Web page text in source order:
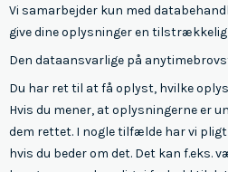
Vi samarbejder kun med
give dine oplysninger en
Den dataansvarlige på
Du har ret til at få oplyst, hvilke
Hvis du mener, at oplysningerne er
dem rettet. I nogle tilfælde har vi
hvis du beder om det. Det kan f.eks.